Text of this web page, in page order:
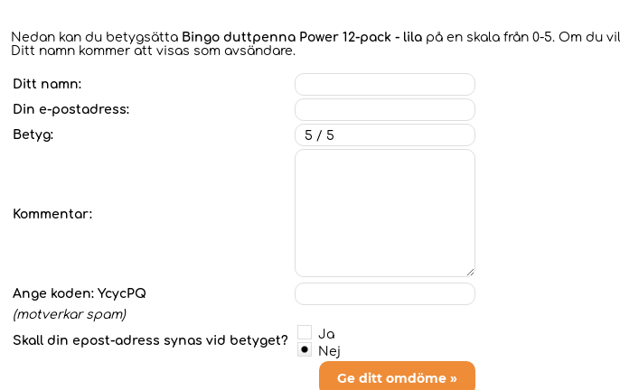
Nedan kan du betygsätta Bingo duttpenna Power 12-pack - lila på en skala från 0-5. Om du
Ditt namn kommer att visas som avsändare.
Ditt namn:
Din e-postadress:
Betyg:
Kommentar:
Ange koden: YcycPQ
(motverkar spam)
Skall din epost-adress synas vid betyget?
Ja
Nej
Ge ditt omdöme »